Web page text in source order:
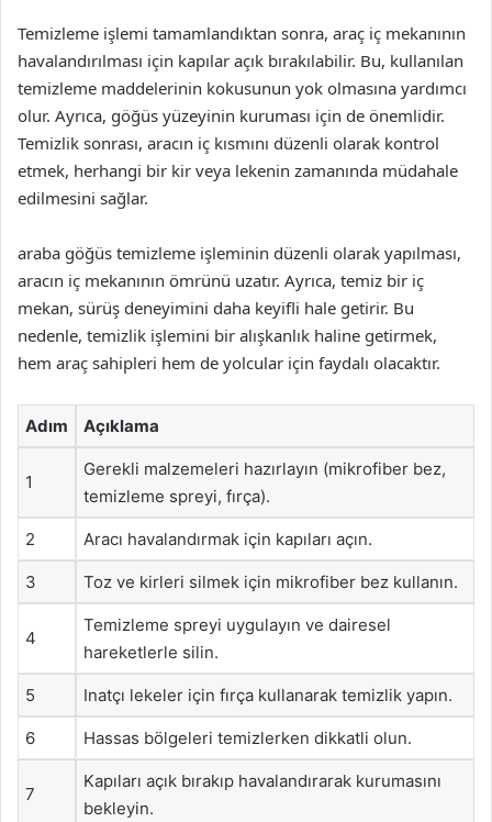
Temizleme işlemi tamamlandıktan sonra, araç iç mekanının
havalandırılması için kapılar açık bırakılabilir. Bu, kullanılan
temizleme maddelerinin kokusunun yok olmasına yardımcı
olur. Ayrıca, göğüs yüzeyinin kuruması için de önemlidir.
Temizlik sonrası, aracın iç kısmını düzenli olarak kontrol
etmek, herhangi bir kir veya lekenin zamanında müdahale
edilmesini sağlar.
araba göğüs temizleme işleminin düzenli olarak yapılması,
aracın iç mekanının ömrünü uzatır. Ayrıca, temiz bir iç
mekan, sürüş deneyimini daha keyifli hale getirir. Bu
nedenle, temizlik işlemini bir alışkanlık haline getirmek,
hem araç sahipleri hem de yolcular için faydalı olacaktır.
Adım Açıklama
1
Gerekli malzemeleri hazırlayın (mikrofiber bez,
temizleme spreyi, fırça).
2 Aracı havalandırmak için kapıları açın.
3 Toz ve kirleri silmek için mikrofiber bez kullanın.
4
Temizleme spreyi uygulayın ve dairesel
hareketlerle silin.
5 Inatçı lekeler için fırça kullanarak temizlik yapın.
6 Hassas bölgeleri temizlerken dikkatli olun.
7
Kapıları açık bırakıp havalandırarak kurumasını
bekleyin.